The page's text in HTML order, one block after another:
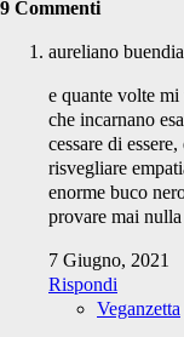
9 Commenti
aureliano buendia
e quante volte
che incarnano
cessare di
risvegliare
enorme buco
provare mai nulla
7 Giugno, 2021
Rispondi
Veganzetta